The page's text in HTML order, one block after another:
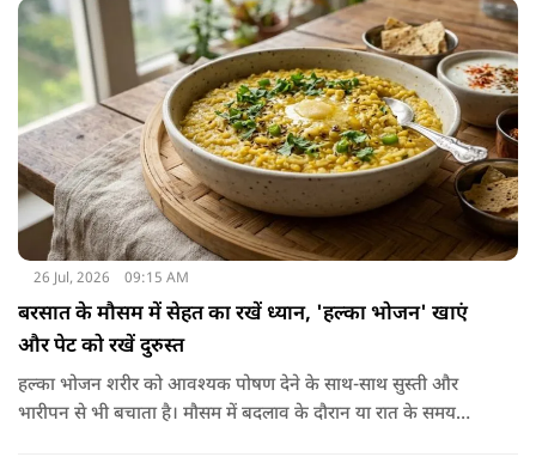
नहीं बनाता जो इसे तोड़ सके या पचा सके।
26 Jul, 2026 09:15 AM
बरसात के मौसम में सेहत का रखें ध्यान, 'हल्का भोजन' खाएं
और पेट को रखें दुरुस्त
हल्का भोजन शरीर को आवश्यक पोषण देने के साथ-साथ सुस्ती और
भारीपन से भी बचाता है। मौसम में बदलाव के दौरान या रात के समय